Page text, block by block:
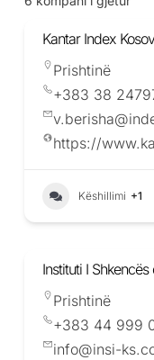
Kantar Index
Prishtinë
+383 38
https://
Këshillimi +1
Instituti I
Prishtinë
+383 44 999
info@insi-